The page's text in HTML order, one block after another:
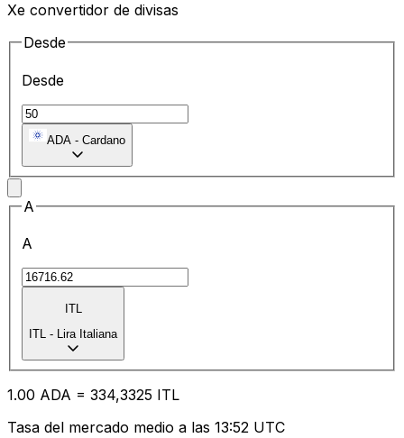
Xe convertidor de divisas
Desde
Desde
ADA - Cardano
A
A
ITL
ITL - Lira Italiana
1.00 ADA = 334,3325 ITL
Tasa del mercado medio a las 13:52 UTC